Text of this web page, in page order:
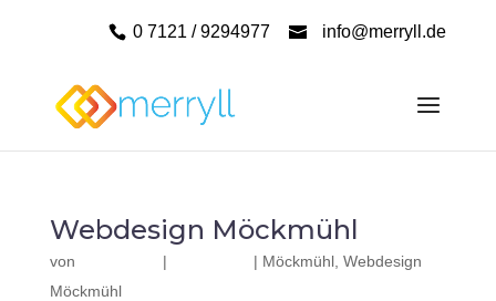
0 7121 / 9294977 info@merryll.de
Webdesign Möckmühl
von | | Möckmühl, Webdesign
Möckmühl